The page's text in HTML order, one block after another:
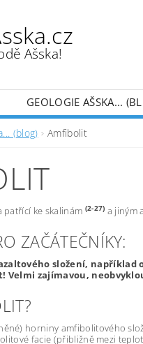
Ašska!
GEOLOGIE AŠSKA...
TERMÍNŮ (PODLE
(blog) Amfibolit
patřící ke skalinám (2-27) a jiným
ZAČÁTEČNÍKY:
složení, například
Velmi zajímavou,
horniny amfibolitového
facie (přibližně mezi